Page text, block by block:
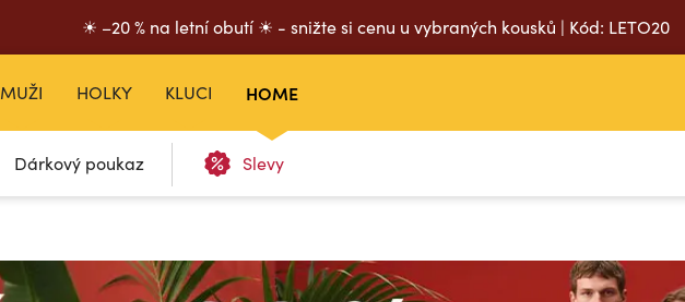
☀ –20 % na letní obutí ☀ - snižte si cenu u vybraných kousků | Kód: LETO20
MUŽI HOLKY KLUCI HOME
Dárkový poukaz Slevy